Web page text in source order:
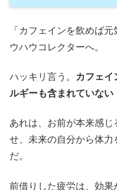
「カフェインを飲めば
ウハウコレクターへ。
ハッキリ言う。
カフェイ
ルギーも含まれていない
あれは、お前が本来感じ
せ、未来の自分から体力
だ。
前借りした疲労は、効果